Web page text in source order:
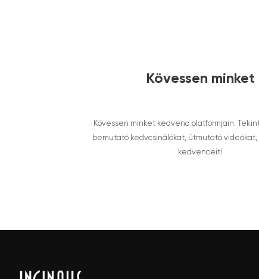
Kövessen minket
Kövessen minket kedvenc platformjain.
bemutató kedvcsinálókat, útmutató videókat,
kedvenceit!